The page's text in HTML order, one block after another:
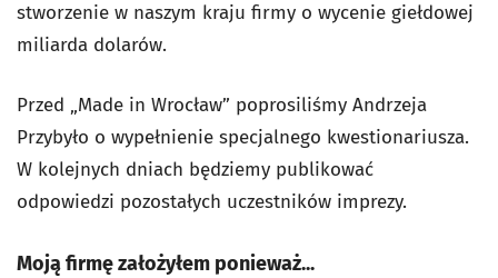
stworzenie w naszym kraju firmy o wycenie giełdowej
miliarda dolarów.
Przed „Made in Wrocław” poprosiliśmy Andrzeja
Przybyło o wypełnienie specjalnego kwestionariusza.
W kolejnych dniach będziemy publikować
odpowiedzi pozostałych uczestników imprezy.
Moją firmę założyłem ponieważ...